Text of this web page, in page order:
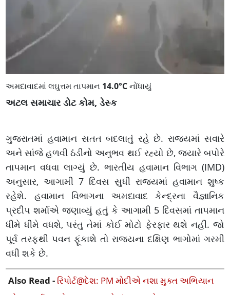
અમદાવાદમાં લઘુત્તમ તાપમાન 14.0°Cનોંધાયું
અટલ સમાચાર ડોટ કોમ, ડેસ્ક
ગુજરાતમાં હવામાન સતત બદલાતું રહે છે. રાજ્યમાં સવારે
અને સાંજે હળવી ઠંડીનો અનુભવ થઈ રહ્યો છે, જ્યારે બપોરે
તાપમાન વધવા લાગ્યું છે. ભારતીય હવામાન વિભાગ (IMD)
અનુસાર, આગામી 7 દિવસ સુધી રાજ્યમાં હવામાન શુષ્ક
રહેશે. હવામાન વિભાગના અમદાવાદ કેન્દ્રના વૈજ્ઞાનિક
પ્રદીપ શર્માએ જણાવ્યું હતું કે આગામી 5 દિવસમાં તાપમાન
ધીમે ધીમે વધશે, પરંતુ તેમાં કોઈ મોટો ફેરફાર થશે નહીં. જો
પૂર્વ તરફથી પવન ફૂંકાશે તો રાજ્યના દક્ષિણ ભાગોમાં ગરમી
વધી શકે છે.
Also Read - રિપોર્ટ@દેશ: PM મોદીએ નશા મુક્ત અભિયાન